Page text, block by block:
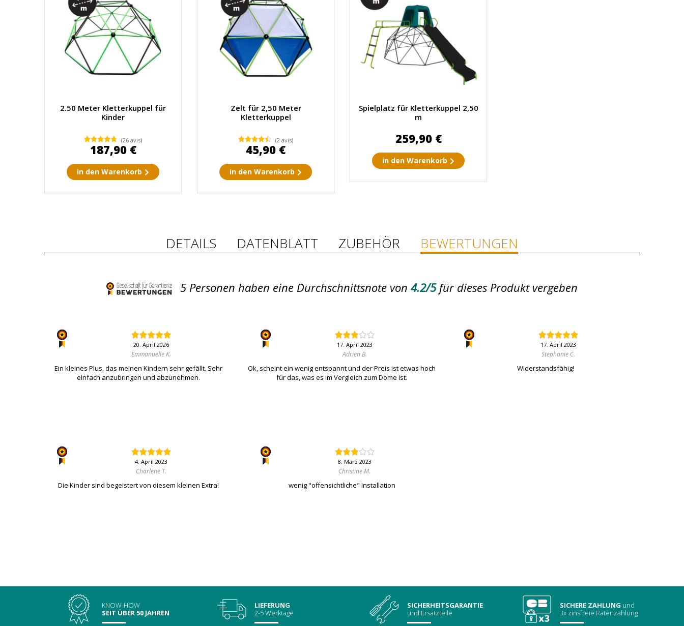
2.50 Meter Kletterkuppel für
Kinder
(26 avis)
187,90 €
in den Warenkorb
Zelt für 2,50 Meter
Kletterkuppel
(2 avis)
45,90 €
in den Warenkorb
Spielplatz für Kletterkuppel 2,50
m
259,90 €
in den Warenkorb
DETAILS DATENBLATT ZUBEHÖR BEWERTUNGEN
5 Personen haben eine Durchschnittsnote von 4.2/5 für dieses Produkt vergeben
20. April 2026
Emmanuelle K.
Ein kleines Plus, das meinen Kindern sehr gefällt. Sehr
einfach anzubringen und abzunehmen.
17. April 2023
Adrien B.
Ok, scheint ein wenig entspannt und der Preis ist etwas hoch
für das, was es im Vergleich zum Dome ist.
17. April 2023
Stephanie C.
Widerstandsfähig!
4. April 2023
Charlene T.
Die Kinder sind begeistert von diesem kleinen Extra!
8. März 2023
Christine M.
wenig "offensichtliche" Installation
KNOW-HOW
SEIT ÜBER 50 JAHREN
LIEFERUNG
2-5 Werktage
SICHERHEITSGARANTIE
und Ersatzteile
SICHERE ZAHLUNG und
3x zinsfreie Ratenzahlung